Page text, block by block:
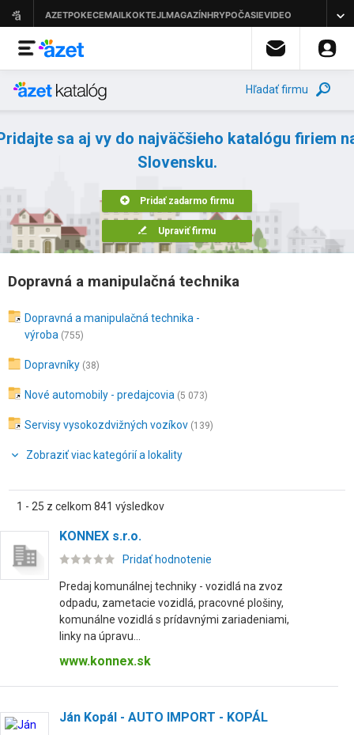
Hľadať firmu
sa aj vy do najväčšieho katalógu firiem
Slovensku.
Pridať zadarmo firmu
Upraviť firmu
Dopravná a manipulačná technika
Dopravná a manipulačná technika -
výroba (755)
Dopravníky (38)
Nové automobily - predajcovia (5 073)
Servisy vysokozdvižných vozíkov (139)
Zobraziť viac kategórií a lokality
1 - 25 z celkom 841 výsledkov
KONNEX s.r.o.
Pridať hodnotenie
Predaj komunálnej techniky - vozidlá na zvoz
odpadu, zametacie vozidlá, pracovné plošiny,
komunálne vozidlá s prídavnými zariadeniami,
linky na úpravu...
www.konnex.sk
Ján Kopál - AUTO IMPORT - KOPÁL